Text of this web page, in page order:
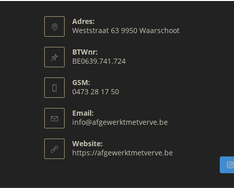
Adres:
Weststraat 63 9950 Waarschoot
BTWnr:
BE0639.741.724
GSM:
0473 28 17 50
in
your
application
Email:
info@afgewerktmetverve.be
application
Website:
https://afgewerktmetverve.be